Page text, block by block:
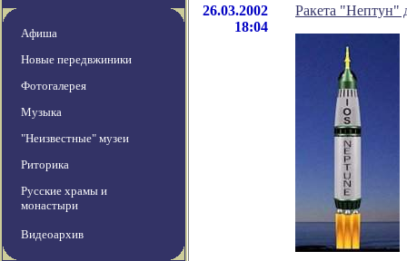
Афиша
Новые передвжиники
Фотогалерея
Музыка
"Неизвестные" музеи
Риторика
Русские храмы и
монастыри
Видеоархив
26.03.2002
18:04
Ракета "Нептун"